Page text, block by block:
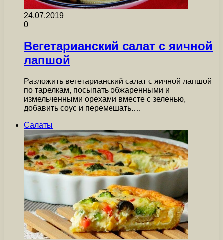
24.07.2019
0
Вегетарианский салат с яичной
лапшой
Разложить вегетарианский салат с яичной лапшой
по тарелкам, посыпать обжаренными и
измельченными орехами вместе с зеленью,
добавить соус и перемешать.…
Салаты